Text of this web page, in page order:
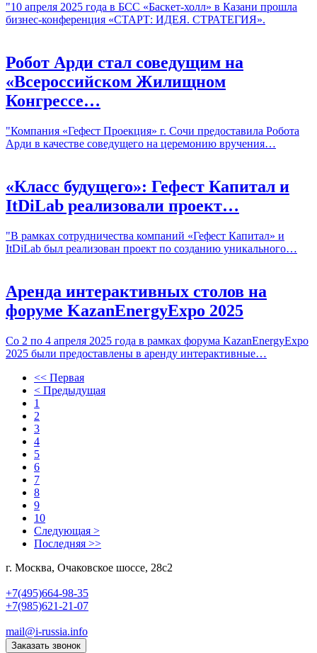
"10 апреля 2025 года в БСС «Баскет-холл» в Казани прошла
бизнес-конференция «СТАРТ: ИДЕЯ. СТРАТЕГИЯ».
Робот Арди стал соведущим на
«Всероссийском Жилищном
Конгрессе…
"Компания «Гефест Проекция» г. Сочи предоставила Робота
Арди в качестве соведущего на церемонию вручения…
«Класс будущего»: Гефест Капитал и
ItDiLab реализовали проект…
"В рамках сотрудничества компаний «Гефест Капитал» и
ItDiLab был реализован проект по созданию уникального…
Аренда интерактивных столов на
форуме KazanEnergyExpo 2025
Со 2 по 4 апреля 2025 года в рамках форума KazanEnergyExpo
2025 были предоставлены в аренду интерактивные…
<< Первая
< Предыдущая
1
2
3
4
5
6
7
8
9
10
Следующая >
Последняя >>
г. Москва, Очаковское шоссе, 28с2
+7(495)664-98-35
+7(985)621-21-07
mail@i-russia.info
Заказать звонок